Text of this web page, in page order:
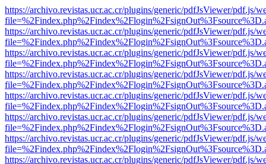
https://archivo.revistas.ucr.ac.cr/plugins/generic/pdfJsViewer/pdf.js/
https://archivo.revistas.ucr.ac.cr/plugins/generic/pdfJsViewer/pdf.js/
https://archivo.revistas.ucr.ac.cr/plugins/generic/pdfJsViewer/pdf.js/
https://archivo.revistas.ucr.ac.cr/plugins/generic/pdfJsViewer/pdf.js/
https://archivo.revistas.ucr.ac.cr/plugins/generic/pdfJsViewer/pdf.js/
https://archivo.revistas.ucr.ac.cr/plugins/generic/pdfJsViewer/pdf.js/
https://archivo.revistas.ucr.ac.cr/plugins/generic/pdfJsViewer/pdf.js/
https://archivo.revistas.ucr.ac.cr/plugins/generic/pdfJsViewer/pdf.js/